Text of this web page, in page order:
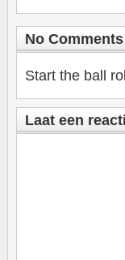
No Comments
Start the ball
Laat een